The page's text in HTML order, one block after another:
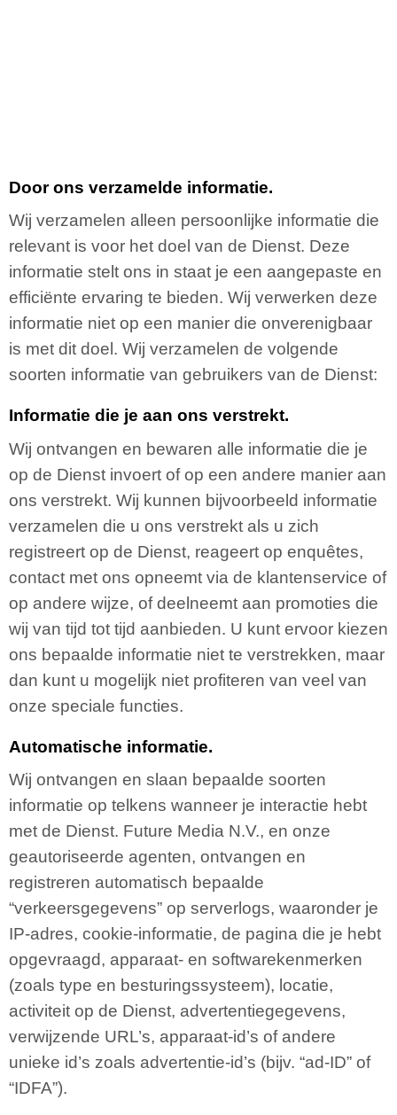
Door ons verzamelde informatie.
Wij verzamelen alleen persoonlijke informatie die
relevant is voor het doel van de Dienst. Deze
informatie stelt ons in staat je een aangepaste en
efficiënte ervaring te bieden. Wij verwerken deze
informatie niet op een manier die onverenigbaar
is met dit doel. Wij verzamelen de volgende
soorten informatie van gebruikers van de Dienst:
Informatie die je aan ons verstrekt.
Wij ontvangen en bewaren alle informatie die je
op de Dienst invoert of op een andere manier aan
ons verstrekt. Wij kunnen bijvoorbeeld informatie
verzamelen die u ons verstrekt als u zich
registreert op de Dienst, reageert op enquêtes,
contact met ons opneemt via de klantenservice of
op andere wijze, of deelneemt aan promoties die
wij van tijd tot tijd aanbieden. U kunt ervoor kiezen
ons bepaalde informatie niet te verstrekken, maar
dan kunt u mogelijk niet profiteren van veel van
onze speciale functies.
Automatische informatie.
Wij ontvangen en slaan bepaalde soorten
informatie op telkens wanneer je interactie hebt
met de Dienst. Future Media N.V., en onze
geautoriseerde agenten, ontvangen en
registreren automatisch bepaalde
“verkeersgegevens” op serverlogs, waaronder je
IP-adres, cookie-informatie, de pagina die je hebt
opgevraagd, apparaat- en softwarekenmerken
(zoals type en besturingssysteem), locatie,
activiteit op de Dienst, advertentiegegevens,
verwijzende URL’s, apparaat-id’s of andere
unieke id’s zoals advertentie-id’s (bijv. “ad-ID” of
“IDFA”).